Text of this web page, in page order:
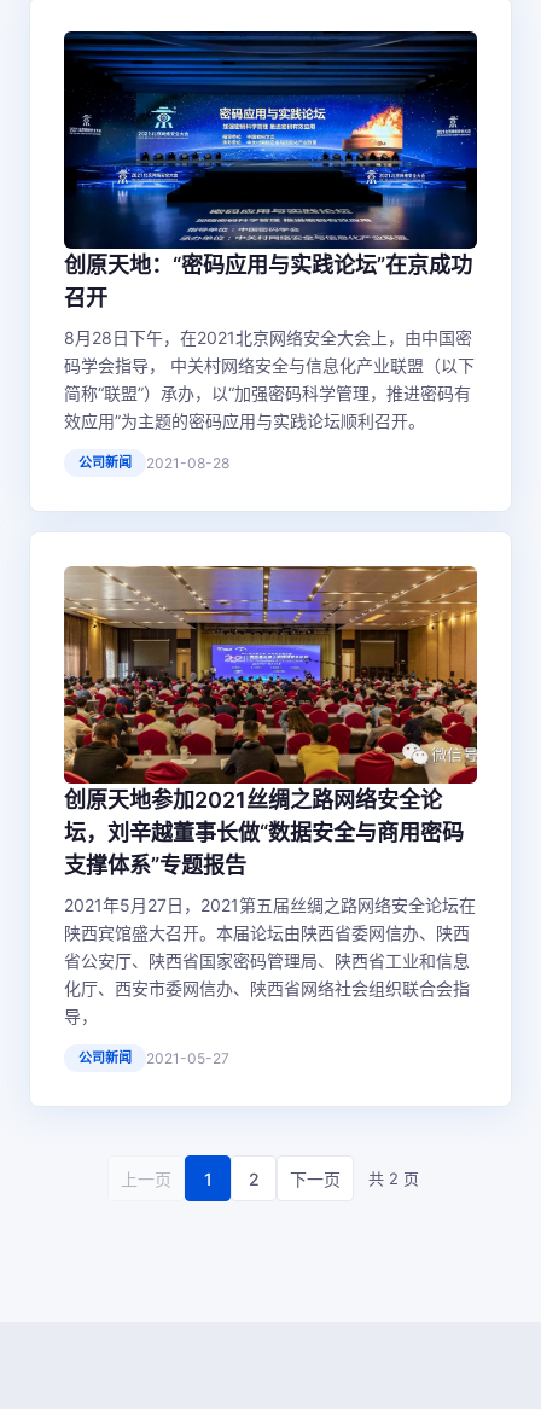
创原天地：“密码应用与实践论坛”在京成功
召开
8月28日下午，在2021北京网络安全大会上，由中国密
码学会指导， 中关村网络安全与信息化产业联盟（以下
简称“联盟”）承办，以“加强密码科学管理，推进密码有
效应用”为主题的密码应用与实践论坛顺利召开。
公司新闻 2021-08-28
创原天地参加2021丝绸之路网络安全论
坛，刘辛越董事长做“数据安全与商用密码
支撑体系”专题报告
2021年5月27日，2021第五届丝绸之路网络安全论坛在
陕西宾馆盛大召开。本届论坛由陕西省委网信办、陕西
省公安厅、陕西省国家密码管理局、陕西省工业和信息
化厅、西安市委网信办、陕西省网络社会组织联合会指
导，
公司新闻 2021-05-27
上一页 1 2 下一页 共 2 页